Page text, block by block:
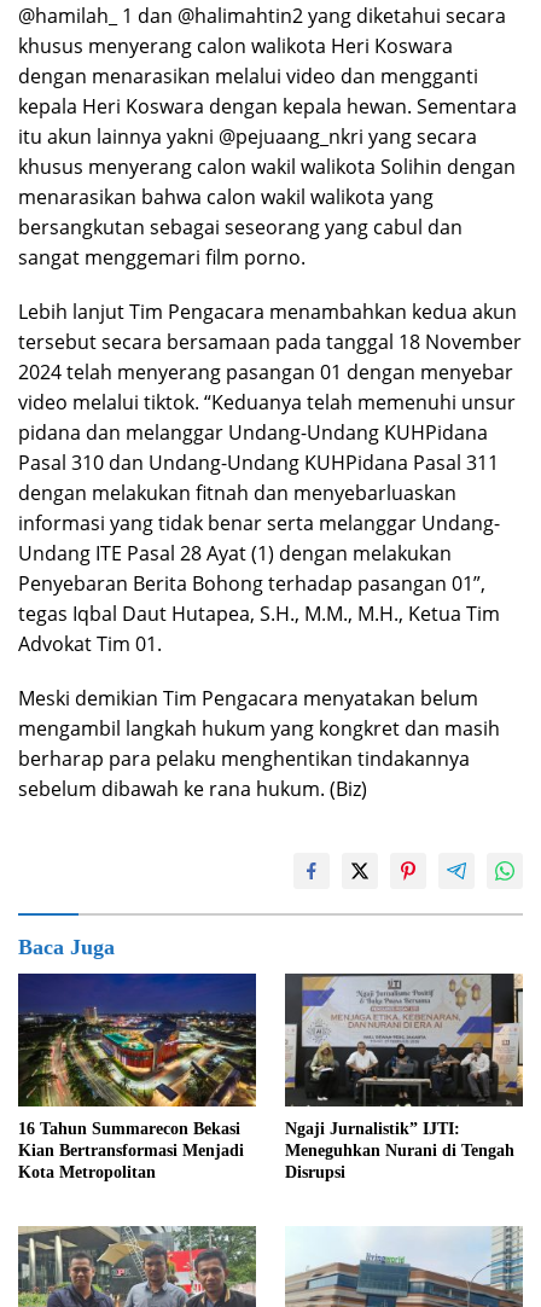
@hamilah_ 1 dan @halimahtin2 yang diketahui secara
khusus menyerang calon walikota Heri Koswara
dengan menarasikan melalui video dan mengganti
kepala Heri Koswara dengan kepala hewan. Sementara
itu akun lainnya yakni @pejuaang_nkri yang secara
khusus menyerang calon wakil walikota Solihin dengan
menarasikan bahwa calon wakil walikota yang
bersangkutan sebagai seseorang yang cabul dan
sangat menggemari film porno.
Lebih lanjut Tim Pengacara menambahkan kedua akun
tersebut secara bersamaan pada tanggal 18 November
2024 telah menyerang pasangan 01 dengan menyebar
video melalui tiktok. “Keduanya telah memenuhi unsur
pidana dan melanggar Undang-Undang KUHPidana
Pasal 310 dan Undang-Undang KUHPidana Pasal 311
dengan melakukan fitnah dan menyebarluaskan
informasi yang tidak benar serta melanggar Undang-
Undang ITE Pasal 28 Ayat (1) dengan melakukan
Penyebaran Berita Bohong terhadap pasangan 01”,
tegas Iqbal Daut Hutapea, S.H., M.M., M.H., Ketua Tim
Advokat Tim 01.
Meski demikian Tim Pengacara menyatakan belum
mengambil langkah hukum yang kongkret dan masih
berharap para pelaku menghentikan tindakannya
sebelum dibawah ke rana hukum. (Biz)
Baca Juga
16 Tahun Summarecon Bekasi
Kian Bertransformasi Menjadi
Kota Metropolitan
Ngaji Jurnalistik” IJTI:
Meneguhkan Nurani di Tengah
Disrupsi